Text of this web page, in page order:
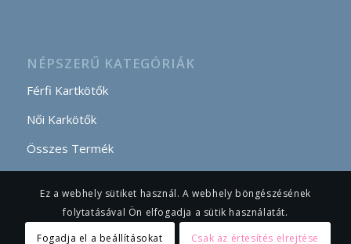
NÉPSZERŰ KATEGÓRIÁK
Férfi Kartkötők
Női Karkötők
Összes Termék
Ez a webhely sütiket használ. A webhely böngészésének
folytatásával Ön elfogadja a sütik használatát.
Fogadja el a beállításokat
Csak az értesítés elrejtése